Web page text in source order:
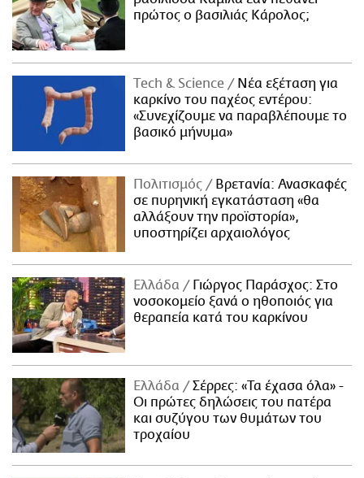
πρώτος ο βασιλιάς Κάρολος;
Τech & Science
Νέα εξέταση για
καρκίνο του παχέος εντέρου:
«Συνεχίζουμε να παραβλέπουμε το
βασικό μήνυμα»
Πολιτισμός
Βρετανία: Ανασκαφές
σε πυρηνική εγκατάσταση «θα
αλλάξουν την προϊστορία»,
υποστηρίζει αρχαιολόγος
Ελλάδα
Γιώργος Παράσχος: Στο
νοσοκομείο ξανά ο ηθοποιός για
θεραπεία κατά του καρκίνου
Ελλάδα
Σέρρες: «Τα έχασα όλα» -
Οι πρώτες δηλώσεις του πατέρα
και συζύγου των θυμάτων του
τροχαίου